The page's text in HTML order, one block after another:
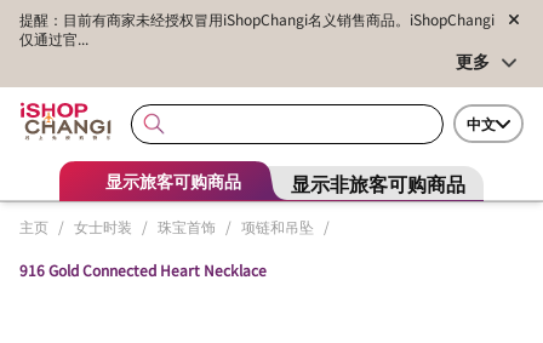
提醒：目前有商家未经授权冒用iShopChangi名义销售商品。iShopChangi
仅通过官...
更多
中文
显示旅客可购商品 显示非旅客可购商品
主页 / 女士时装 / 珠宝首饰 / 项链和吊坠 /
916 Gold Connected Heart Necklace